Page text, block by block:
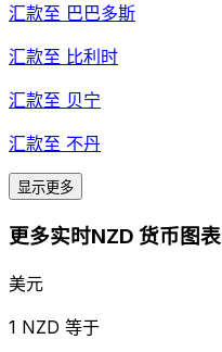
汇款至 巴巴多斯
汇款至 比利时
汇款至 贝宁
汇款至 不丹
显示更多
更多实时NZD 货币图表
美元
1 NZD 等于